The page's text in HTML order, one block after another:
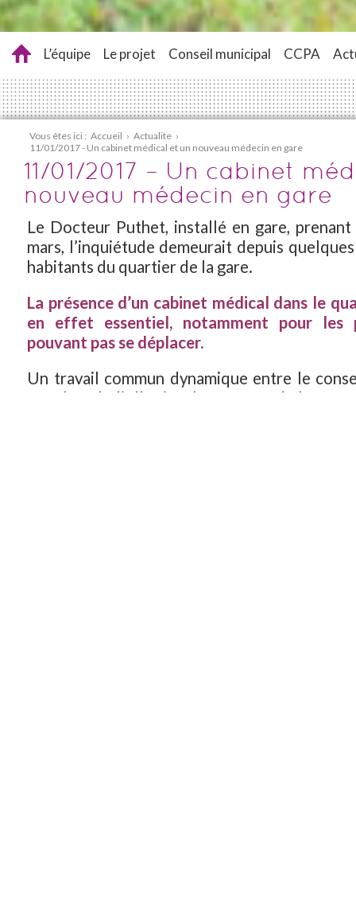
L’équipe Le projet Conseil municipal CCPA
Vous êtes ici : Accueil › Actualite ›
11/01/2017 - Un cabinet médical et un nouveau médecin en gare
11/01/2017 – Un cabinet
nouveau médecin en gare
Le Docteur Puthet, installé en gare,
mars, l’inquiétude demeurait depuis
habitants du quartier de la gare.
La présence d’un cabinet médical dans le
en effet essentiel, notamment pour les
pouvant pas se déplacer.
Un travail commun dynamique entre le
Courbes de l’Albarine, les acteurs de la